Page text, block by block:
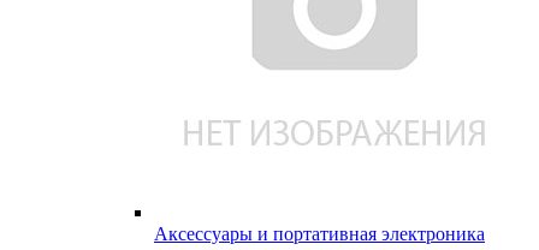
Аксессуары и портативная электроника